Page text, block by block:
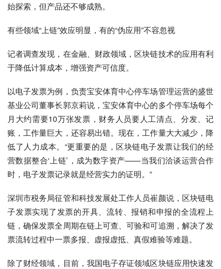
始探索，但产品还不够成熟。
有些领域“上链”效应明显，有的“伪应用”不容忽视
记者调查发现，在金融、财政领域，区块链技术的应用有利
于降低计算成本，增强资产可信度。
以电子发票为例，负责宝安体育中心停车场管理运营的盛世
基业公司董事长郭京莉说，宝安体育中心的多个停车场每个
月大约需要10万张发票，财务人员要人工清点、分发、记
账，工作量巨大，还容易出错。现在，工作量大大减少，降
低了人力成本。“更重要的是，区块链电子发票让我们的经
营数据整合‘上链’，成为数字资产——当我们洽谈运营合作
时，电子发票记录就是经营实力的证明。”
深圳市税务局征管和科技发展处工作人员崔颜说，区块链电
子发票实现了发票的开具、流转、报销和申报的全流程上
链，确保发票全周期在链上可查、可验和可追溯，解决了发
票流转过程中一票多报、虚报虚抵、真假难验等难题。
除了财经领域，目前，我国电子存证领域区块链应用快速发